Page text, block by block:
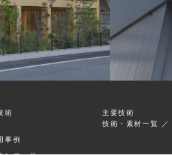
術
主要技術
技術・素材一覧
／
事例